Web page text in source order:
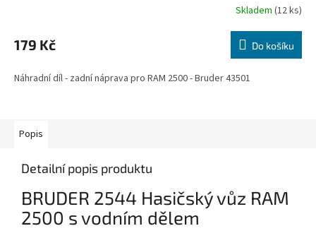
Skladem (12 ks)
179 Kč Do košíku
Náhradní díl - zadní náprava pro RAM 2500 - Bruder 43501
Popis
Detailní popis produktu
BRUDER 2544 Hasičský vůz RAM
2500 s vodním dělem